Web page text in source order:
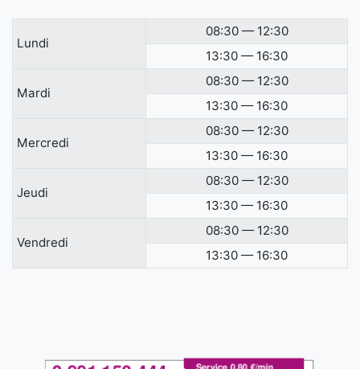
Lundi
08:30 — 12:30
13:30 — 16:30
Mardi
08:30 — 12:30
13:30 — 16:30
Mercredi
08:30 — 12:30
13:30 — 16:30
Jeudi
08:30 — 12:30
13:30 — 16:30
Vendredi
08:30 — 12:30
13:30 — 16:30